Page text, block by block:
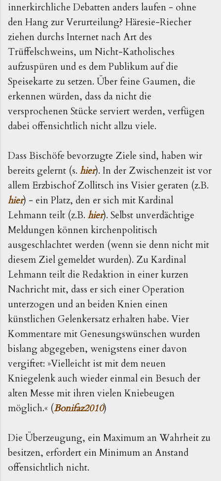
innerkirchliche Debatten anders laufen - ohne
den Hang zur Verurteilung? Häresie-Riecher
ziehen durchs Internet nach Art des
Trüffelschweins, um Nicht-Katholisches
aufzuspüren und es dem Publikum auf die
Speisekarte zu setzen. Über feine Gaumen, die
erkennen würden, dass da nicht die
versprochenen Stücke serviert werden, verfügen
dabei offensichtlich nicht allzu viele.
Dass Bischöfe bevorzugte Ziele sind, haben wir
bereits gelernt (s. hier). In der Zwischenzeit ist vor
allem Erzbischof Zollitsch ins Visier geraten (z.B.
hier) - ein Platz, den er sich mit Kardinal
Lehmann teilt (z.B. hier). Selbst unverdächtige
Meldungen können kirchenpolitisch
ausgeschlachtet werden (wenn sie denn nicht mit
diesem Ziel gemeldet wurden). Zu Kardinal
Lehmann teilt die Redaktion in einer kurzen
Nachricht mit, dass er sich einer Operation
unterzogen und an beiden Knien einen
künstlichen Gelenkersatz erhalten habe. Vier
Kommentare mit Genesungswünschen wurden
bislang abgegeben, wenigstens einer davon
vergiftet: »Vielleicht ist mit dem neuen
Kniegelenk auch wieder einmal ein Besuch der
alten Messe mit ihren vielen Kniebeugen
möglich.« (Bonifaz2010)
Die Überzeugung, ein Maximum an Wahrheit zu
besitzen, erfordert ein Minimum an Anstand
offensichtlich nicht.